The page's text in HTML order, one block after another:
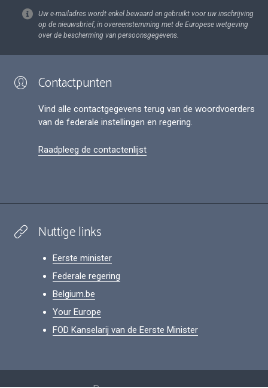
Uw e-mailadres wordt enkel bewaard en gebruikt voor uw inschrijving
op de nieuwsbrief, in overeenstemming met de Europese wetgeving
over de bescherming van persoonsgegevens.
Contactpunten
Vind alle contactgegevens terug van de woordvoerders
van de federale instellingen en regering.
Raadpleeg de contactenlijst
Nuttige links
Eerste minister
Federale regering
Belgium.be
Your Europe
FOD Kanselarij van de Eerste Minister